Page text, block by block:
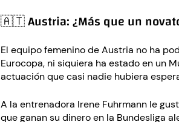
🇦🇹 Austria: ¿Más que un
El equipo femenino de Austria no ha
Eurocopa, ni siquiera ha estado en un
actuación que casi nadie hubiera
A la entrenadora Irene Fuhrmann le
que ganan su dinero en la Bundesliga